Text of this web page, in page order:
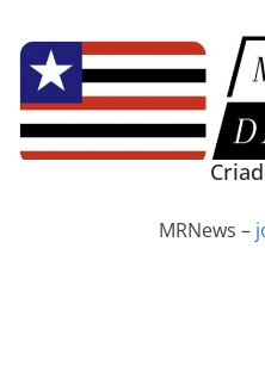
para
conteúdo
MRNews –